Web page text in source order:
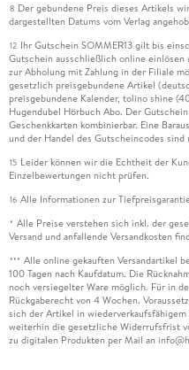
8 Der gebundene Preis dieses Artikels
dargestellten Datums vom Verlag
12 Ihr Gutschein SOMMER13 gilt bis
Gutschein ausschließlich online
zur Abholung mit Zahlung in der Filiale
gesetzlich preisgebundene Artikel
preisgebundene Kalender, tolino shine
Hugendubel Hörbuch Abo. Der
Geschenkkarten kombinierbar. Eine
und der Handel des Gutscheincodes
15 Leider können wir die Echtheit der
Einzelbewertungen nicht prüfen.
16 Alle Informationen zur
* Alle Preise verstehen sich inkl. der
Versand und anfallende Versandkosten
*** Alle online gekauften Versandartikel
100 Tagen nach Kaufdatum. Die
noch versiegelter Ware möglich. Für in
Rückgaberecht von 4 Wochen.
sich der Artikel in
weiterhin die gesetzliche Widerrufsfrist
zu digitalen Produkten per Mail an